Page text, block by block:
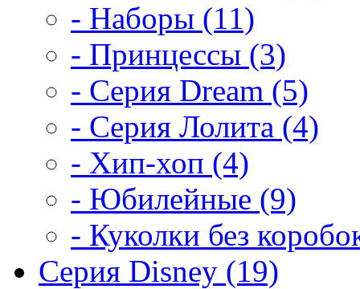
- Наборы (11)
- Принцессы (3)
- Серия Dream (5)
- Серия Лолита (4)
- Хип-хоп (4)
- Юбилейные (9)
- Куколки без
Серия Disney (19)